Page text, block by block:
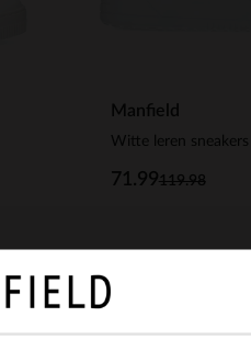
Manfield
119.98
71.99